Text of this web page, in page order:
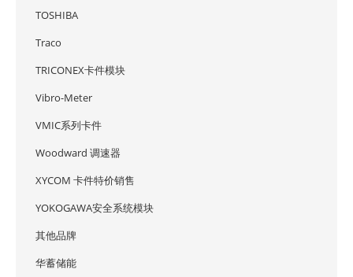
TOSHIBA
Traco
TRICONEX卡件模块
Vibro-Meter
VMIC系列卡件
Woodward 调速器
XYCOM 卡件特价销售
YOKOGAWA安全系统模块
其他品牌
华蓄储能